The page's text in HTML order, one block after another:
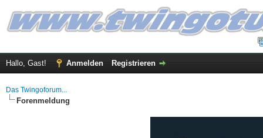
Hallo, Gast! Anmelden Registrieren
Das Twingoforum...
Forenmeldung